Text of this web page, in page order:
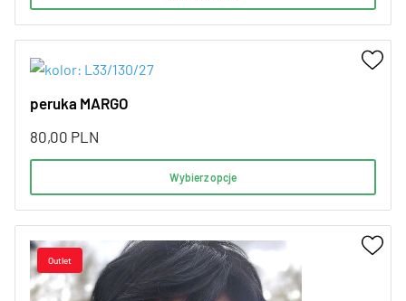
peruka MARGO
80,00 PLN
Wybierz opcje